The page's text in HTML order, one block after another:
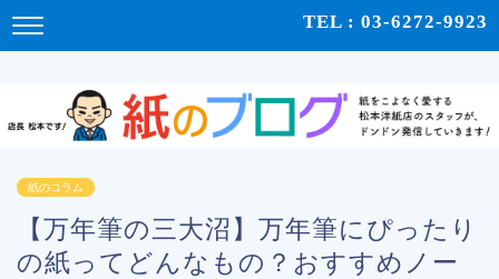
TEL : 03-6272-9923
紙のコラム
【万年筆の三大沼】万年筆にぴったり
の紙ってどんなもの？おすすめノー